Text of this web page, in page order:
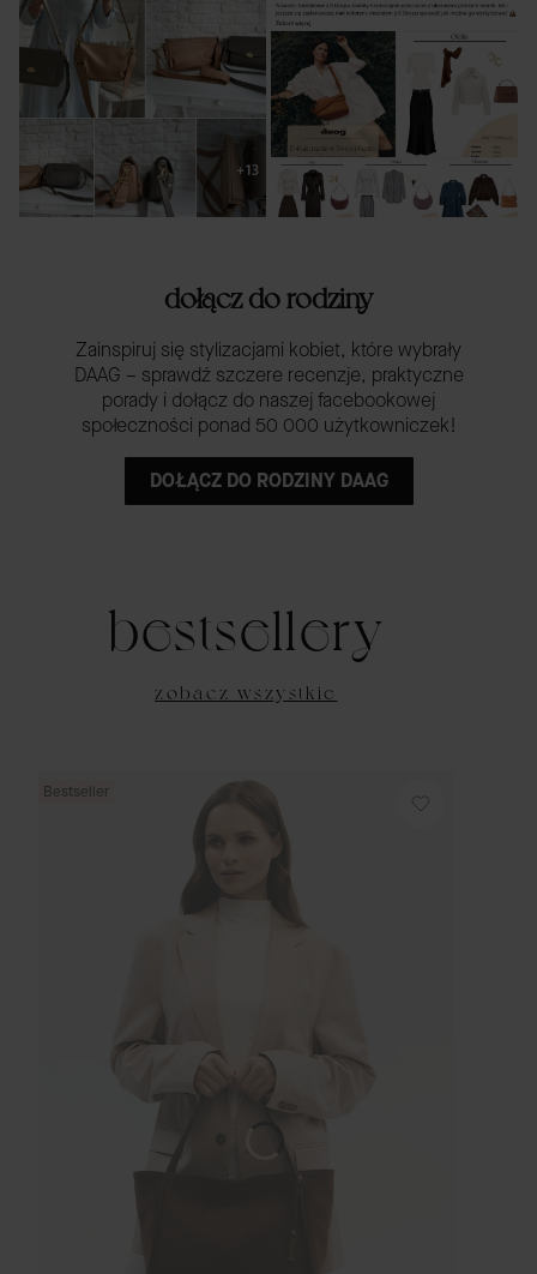
dołącz do rodziny
Zainspiruj się stylizacjami kobiet, które wybrały
DAAG – sprawdź szczere recenzje, praktyczne
porady i dołącz do naszej facebookowej
społeczności ponad 50 000 użytkowniczek!
DOŁĄCZ DO RODZINY DAAG
bestsellery
zobacz wszystkie
Bestseller